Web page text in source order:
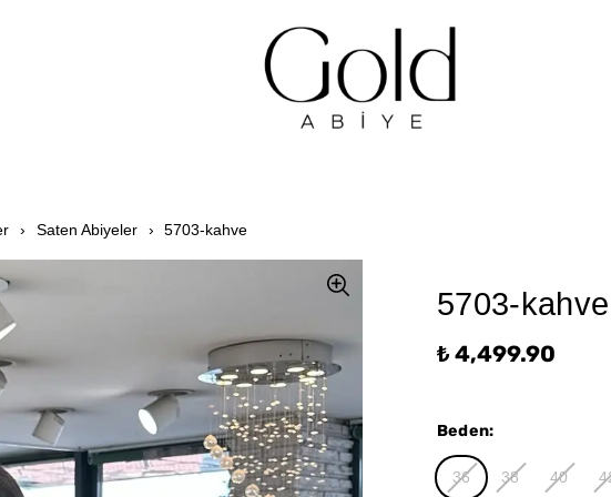
Saten Abiyeler 5703-kahve
5703-kahve
₺ 4,499.90
Beden:
36 38 40